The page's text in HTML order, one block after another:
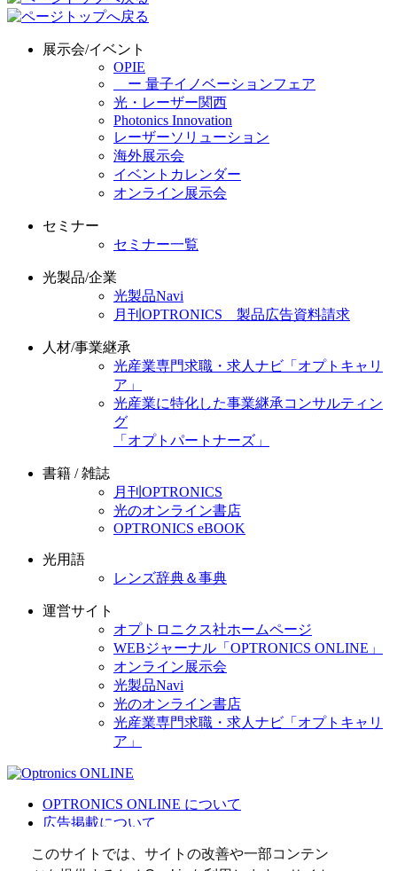
このサイトでは、サイトの改善や一部コンテン
展示会/イベント
OPIE
ー 量子イノベーションフェア
光・レーザー関西
Photonics Innovation
レーザーソリューション
海外展示会
イベントカレンダー
オンライン展示会
セミナー
セミナー一覧
光製品/企業
光製品Navi
月刊OPTRONICS 製品広告資料請求
人材/事業継承
光産業専門求職・求人ナビ「オプトキャリ
ア」
光産業に特化した事業継承コンサルティン
グ
「オプトパートナーズ」
書籍 / 雑誌
月刊OPTRONICS
光のオンライン書店
OPTRONICS eBOOK
光用語
レンズ辞典＆事典
運営サイト
オプトロニクス社ホームページ
WEBジャーナル「OPTRONICS ONLINE」
オンライン展示会
光製品Navi
光のオンライン書店
光産業専門求職・求人ナビ「オプトキャリ
ア」
OPTRONICS ONLINE について
広告掲載について
個人情報